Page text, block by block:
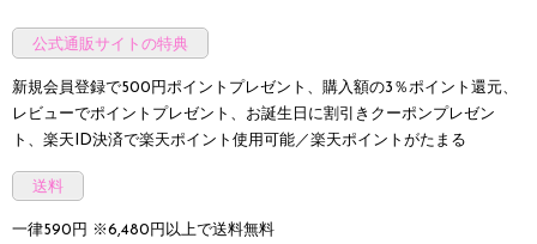
公式通販サイトの特典
新規会員登録で500円ポイントプレゼント、購入額の3％ポイント還元、
レビューでポイントプレゼント、お誕生日に割引きクーポンプレゼン
ト、楽天ID決済で楽天ポイント使用可能／楽天ポイントがたまる
送料
一律590円 ※6,480円以上で送料無料